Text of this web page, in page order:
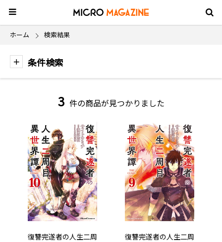
ホーム 検索結果
条件検索
3 件の商品が見つかりました
復讐完遂者の人生二周
復讐完遂者の人生二周